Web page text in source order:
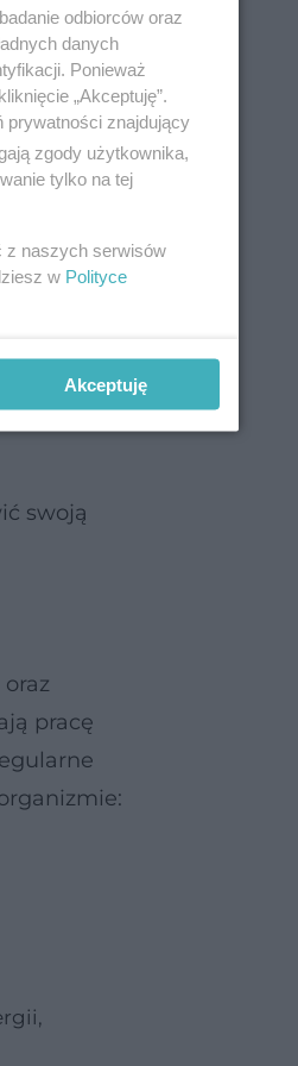
pomaga
na
na
tego
swoją
pracę
odbiorców oraz
danych
Ponieważ
„Akceptuję”.
prywatności znajdujący
zgody użytkownika,
tylko na tej
z naszych serwisów
w Polityce
Akceptuję